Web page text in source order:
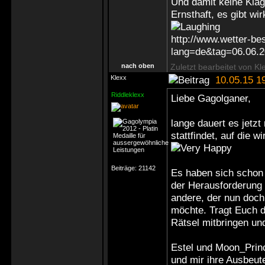
Ernsthaft, es gibt
http://www.wetter-
nach oben Zuletzt bearbeitet von
Klexx 10.05.15
Riddleklexx
Beiträge: 21142
Liebe Gagolganer,
lange dauert es
stattfindet, auf die
Es haben sich
der
andere, der nun
möchte. Tragt Euch
Rätsel mitbringen
Estel und
und mir ihre